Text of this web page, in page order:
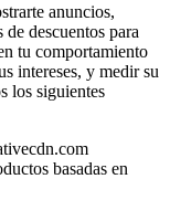
anuncios,
descuentos para
tu comportamiento
intereses, y medir su
los siguientes
basadas en